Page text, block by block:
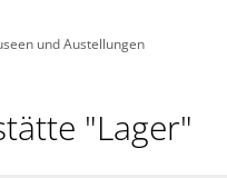
und Austellungen
"Lager"